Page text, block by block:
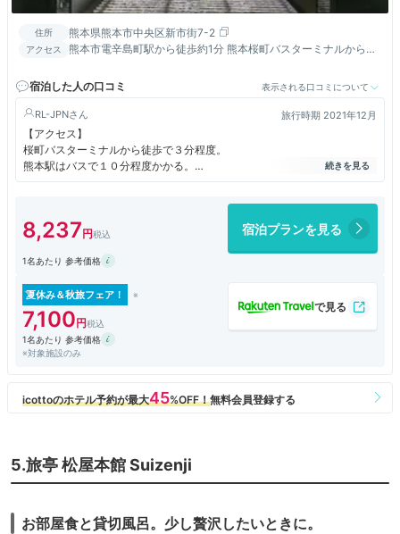
住所 熊本県熊本市中央区新市街7-2
アクセス
熊本市電辛島町駅から徒歩約1分 熊本桜町バスターミナルから徒
宿泊した人の口コミ
表示される口コミについて
RL-JPN 旅行時期 2021年12月
【アクセス】
桜町バスターミナルから徒歩で３分程度。
熊本駅はバスで１０分程度かかる。
街の中心部にあり、ホテル入り口が商店街の中。
【チェックイン】
スタッフはほとんどが外国人（アジア系）だったが、日本語も十分に通じ
て丁寧な対応。
【部屋】スタンダードダブル【禁煙】
ただ、３階にある大浴場が広くて、ツボ風呂ならぬかまど風呂が２つと大
きな桶風呂など充実しており、そちら利用で結局部屋の風呂は使わなかっ
しく便利。
ブルーレイの貸し出しもあって感激。
ベッドの下にスーツケースなどが置けるようになっているなど、機能的な
8,237 宿泊プランを見る
1名あたり 参考価格
夏休み＆秋旅フェア！
7,100
1名あたり 参考価格
※対象施設のみ
5.旅亭 松屋本館 Suizenji
お部屋食と貸切風呂。少し贅沢したいときに。